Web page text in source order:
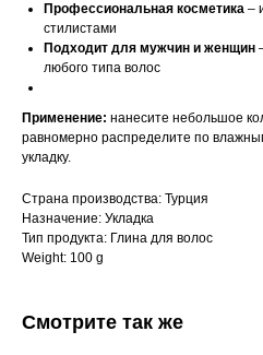
Профессиональная косметика –
стилистами
Подходит для мужчин и женщин
любого типа волос
Применение: нанесите небольшое
равномерно распределите по
укладку.
Страна производства: Турция
Назначение: Укладка
Тип продукта: Глина для волос
Weight: 100 g
Смотрите так же